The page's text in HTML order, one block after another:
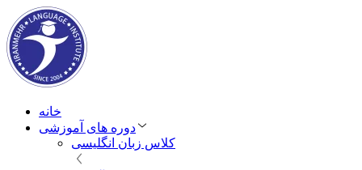
خانه
دوره های آموزشی
کلاس زبان انگلیسی